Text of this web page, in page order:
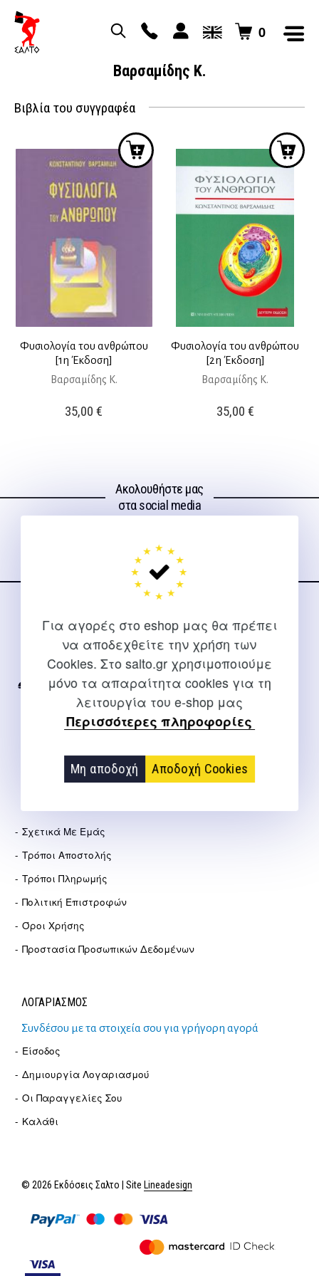
Για αγορές στο eshop μας θα πρέπει
να αποδεχθείτε την χρήση των
Cookies. Στο salto.gr χρησιμοποιούμε
μόνο τα απαραίτητα cookies για τη
λειτουργία του e-shop μας
Περισσότερες πληροφορίες
Μη αποδοχή Αποδοχή Cookies
0
Βαρσαμίδης Κ.
Βιβλία του συγγραφέα
Φυσιολογία του ανθρώπου
[1η Έκδοση]
Βαρσαμίδης Κ.
35,00€
Φυσιολογία του ανθρώπου
[2η Έκδοση]
Βαρσαμίδης Κ.
35,00 €
Ακολουθήστε μας
στα social media
ΕΠΙΚΟΙΝΩΝΊΑ
Για διευκρινίσεις και υποστήριξη παραγγελιών μέσω του
Internet
2310 267108
info@salto.gr
Σχετικά Με Εμάς
Τρόποι Αποστολής
Τρόποι Πληρωμής
Πολιτική Επιστροφών
Όροι Χρήσης
Προστασία Προσωπικών Δεδομένων
ΛΟΓΑΡΙΑΣΜΟΣ
Συνδέσου με τα στοιχεία σου για γρήγορη αγορά
Είσοδος
Δημιουργία Λογαριασμού
Οι Παραγγελίες Σου
Καλάθι
© 2026 Εκδόσεις Σαλτο | Site Lineadesign